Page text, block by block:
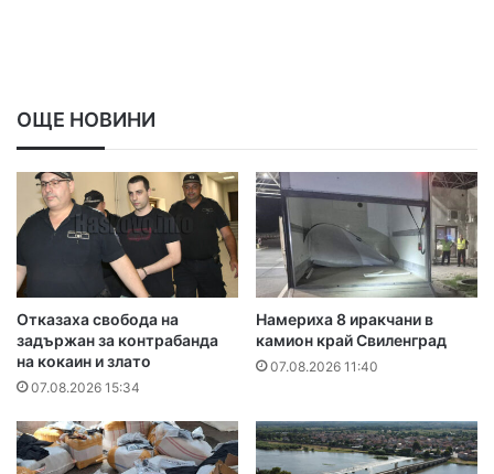
ОЩЕ НОВИНИ
Отказаха свобода на
задържан за контрабанда
на кокаин и злато
07.08.2026 15:34
Намериха 8 иракчани в
камион край Свиленград
07.08.2026 11:40